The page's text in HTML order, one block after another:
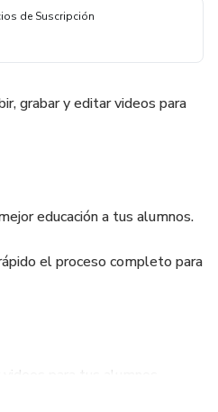
de Suscripción
grabar y editar videos para
educación a tus alumnos.
el proceso completo para
para tus alumnos.